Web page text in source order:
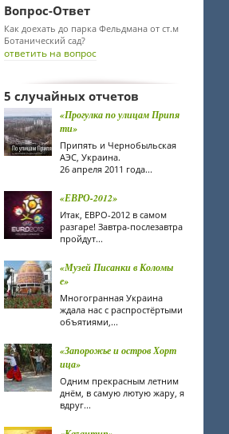
Вопрос-Ответ
Как доехать до парка Фельдмана от ст.м
Ботанический сад?
ответить на вопрос
5 случайных отчетов
«Прогулка по улицам Припя
ти»
Припять и Чернобыльская
АЭС, Украина.
26 апреля 2011 года...
«ЕВРО-2012»
Итак, ЕВРО-2012 в самом
разгаре! Завтра-послезавтра
пройдут...
«Музей Писанки в Коломы
е»
Многогранная Украина
ждала нас с распростёртыми
объятиями,...
«Запорожье и остров Хорт
ица»
Одним прекрасным летним
днём, в самую лютую жару, я
вдруг...